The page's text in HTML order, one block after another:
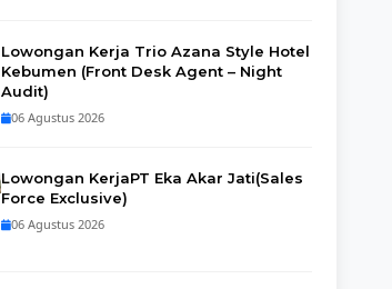
Lowongan Kerja Trio Azana Style Hotel
Kebumen (Front Desk Agent – Night
Audit)
06 Agustus 2026
Lowongan KerjaPT Eka Akar Jati(Sales
Force Exclusive)
06 Agustus 2026